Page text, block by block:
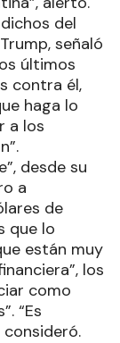
del
señaló
últimos
contra él,
haga lo
a los
desde su
a
de
que lo
están muy
los
como
“Es